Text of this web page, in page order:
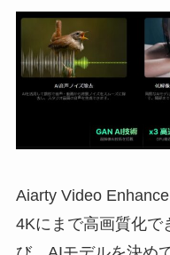
Aiarty Video
4Kにまで高画質化で